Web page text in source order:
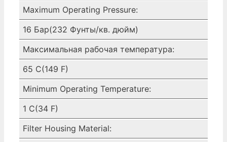
Maximum Operating Pressure:
16 Бар(232 Фунты/кв. дюйм)
Максимальная рабочая температура:
65 C(149 F)
Minimum Operating Temperature:
1 C(34 F)
Filter Housing Material: